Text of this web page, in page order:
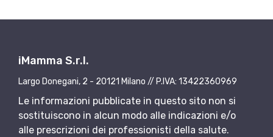
iMamma S.r.l.
Largo Donegani, 2 - 20121 Milano // P.IVA: 13422360969
Le informazioni pubblicate in questo sito non si
sostituiscono in alcun modo alle indicazioni e/o
alle prescrizioni dei professionisti della salute.